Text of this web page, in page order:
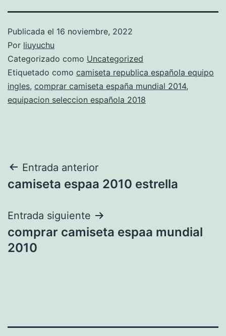
Publicada el 16 noviembre, 2022
Por liuyuchu
Categorizado como Uncategorized
Etiquetado como camiseta republica española equipo
ingles, comprar camiseta españa mundial 2014,
equipacion seleccion española 2018
Navegación
de
entradas
Entrada anterior
camiseta espaa 2010 estrella
Entrada siguiente
comprar camiseta espaa mundial
2010